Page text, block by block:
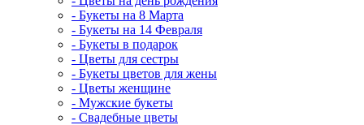
- Букеты на 8 Марта
- Букеты на 14 Февраля
- Букеты в подарок
- Цветы для сестры
- Букеты цветов для жены
- Цветы женщине
- Мужские букеты
- Свадебные цветы